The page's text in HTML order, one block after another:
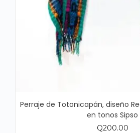
Perraje de Totonicapán, diseño
en tonos Sipso
Q200.00